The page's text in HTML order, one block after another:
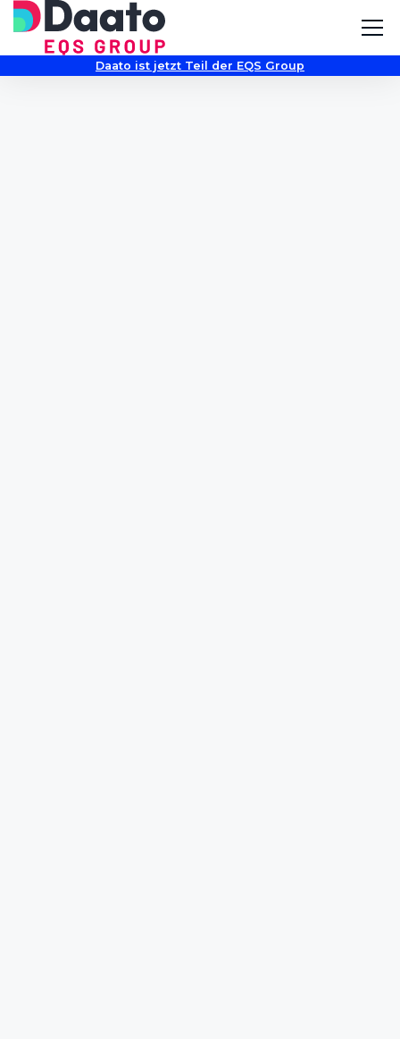
Daato ist jetzt Teil der EQS Group